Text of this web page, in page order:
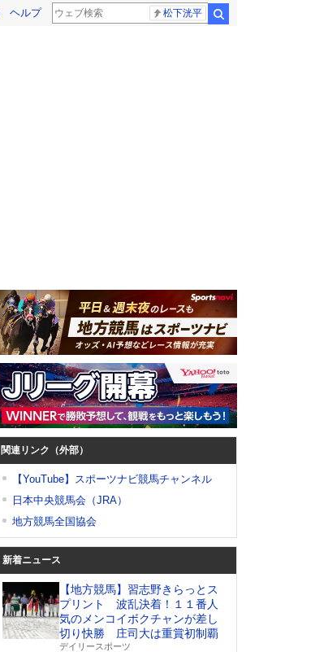
ヘルプ 松下洸平
関連リンク（外部）
【YouTube】スポーツナビ競馬チャンネル
日本中央競馬会（JRA）
地方競馬全国協会
新着ニュース
【地方競馬】習志野きらっとス
プリント 波乱決着！１１番人
気のメンコイボクチャンが差し
切り快勝 庄司大は重賞初制覇
デイリースポーツ